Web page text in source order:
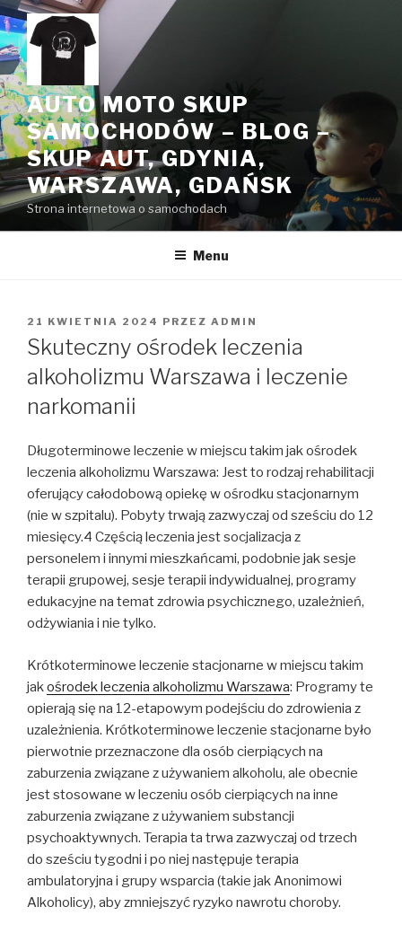
Przeskocz
do
treści
AUTO MOTO SKUP
SAMOCHODÓW – BLOG –
SKUP AUT, GDYNIA,
WARSZAWA, GDAŃSK
Strona internetowa o samochodach
Menu
OPUBLIKOWANE
W
21 KWIETNIA 2024 PRZEZ ADMIN
Skuteczny ośrodek leczenia
alkoholizmu Warszawa i leczenie
narkomanii
Długoterminowe leczenie w miejscu takim jak ośrodek
leczenia alkoholizmu Warszawa: Jest to rodzaj rehabilitacji
oferujący całodobową opiekę w ośrodku stacjonarnym
(nie w szpitalu). Pobyty trwają zazwyczaj od sześciu do 12
miesięcy.4 Częścią leczenia jest socjalizacja z
personelem i innymi mieszkańcami, podobnie jak sesje
terapii grupowej, sesje terapii indywidualnej, programy
edukacyjne na temat zdrowia psychicznego, uzależnień,
odżywiania i nie tylko.
Krótkoterminowe leczenie stacjonarne w miejscu takim
jakośrodek leczenia alkoholizmu Warszawa: Programy te
opierają się na 12-etapowym podejściu do zdrowienia z
uzależnienia. Krótkoterminowe leczenie stacjonarne było
pierwotnie przeznaczone dla osób cierpiących na
zaburzenia związane z używaniem alkoholu, ale obecnie
jest stosowane w leczeniu osób cierpiących na inne
zaburzenia związane z używaniem substancji
psychoaktywnych. Terapia ta trwa zazwyczaj od trzech
do sześciu tygodni i po niej następuje terapia
ambulatoryjna i grupy wsparcia (takie jak Anonimowi
Alkoholicy), aby zmniejszyć ryzyko nawrotu choroby.